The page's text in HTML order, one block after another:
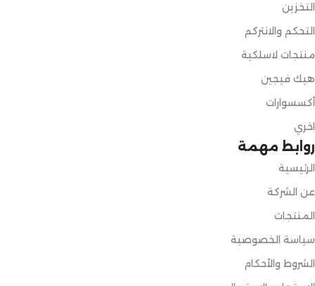
التخزين
التحكم والانتركم
منتجات لاسلكية
هيك فيجين
أكسسوارات
اخري
روابط مهمة
الرئيسية
عن الشركة
المنتجات
سياسة الخصوصية
الشروط والأحكام